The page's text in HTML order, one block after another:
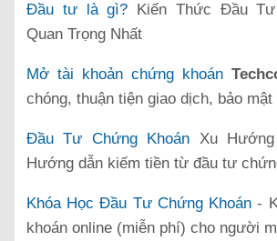
Đầu tư là gì? Kiến Thức Đầu
Quan Trọng Nhất
Mở tài khoản chứng khoán
chóng, thuận tiện giao dịch, bảo mật
Đầu Tư Chứng Khoán Xu
Hướng dẫn kiếm tiền từ đầu tư
Khóa Học Đầu Tư Chứng Khoán -
khoán online (miễn phí) cho người